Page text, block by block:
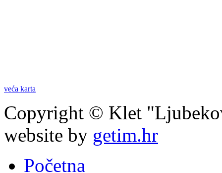
veća karta
Copyright © Klet
website by getim.hr
Početna